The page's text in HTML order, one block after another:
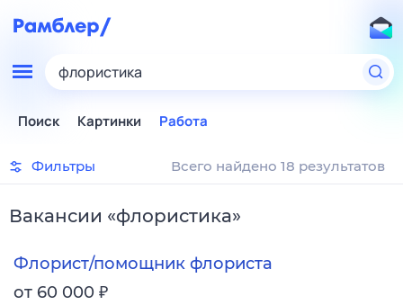
флористика
Поиск Картинки Работа
Фильтры Всего найдено 18 результатов
Вакансии «флористика»
Флорист/помощник флориста
от 60 000 ₽